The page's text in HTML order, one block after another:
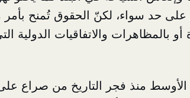
على حد سواء، لكنّ الحقوق تُمنح
أو بالمظاهرات والاتفاقيات
منذ فجر التاريخ من صراع